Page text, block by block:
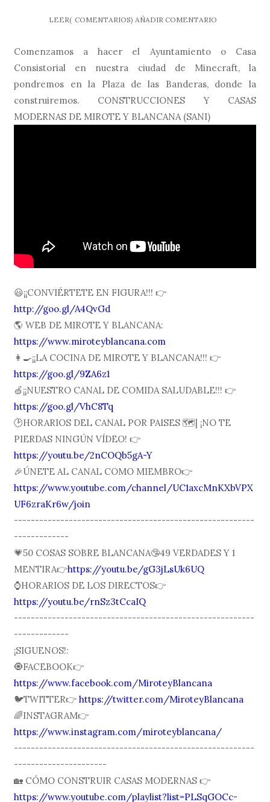
LEER( COMENTARIOS) AÑADIR COMENTARIO
Comenzamos a hacer el Ayuntamiento o Casa
Consistorial en nuestra ciudad de Minecraft, la
pondremos en la Plaza de las Banderas, donde la
construiremos. CONSTRUCCIONES Y CASAS
MODERNAS DE MIROTE Y BLANCANA (SANI)
😃¡¡CONVIÉRTETE EN FIGURA!!! 👉
http://goo.gl/A4QvGd
🌎 WEB DE MIROTE Y BLANCANA:
https://www.miroteyblancana.com
👩🍳¡¡LA COCINA DE MIROTE Y BLANCANA!!! 👉
https://goo.gl/9ZA6z1
🍏¡¡NUESTRO CANAL DE COMIDA SALUDABLE!!! 👉
https://goo.gl/VhC8Tq
🕑HORARIOS DEL CANAL POR PAISES 🗺| ¡NO TE
PIERDAS NINGÚN VÍDEO! 👉
https://youtu.be/2nCOQb5gA-Y
🎉ÚNETE AL CANAL COMO MIEMBRO👉
https://www.youtube.com/channel/UC1axcMnKXbVPX
UF6zraKr6w/join
---------------------------------------------------------
-------------
💗50 COSAS SOBRE BLANCANA🤥49 VERDADES Y 1
MENTIRA👉https://youtu.be/gG3jLsUk6UQ
⌚️HORARIOS DE LOS DIRECTOS👉
https://youtu.be/rnSz3tCcaIQ
---------------------------------------------------------
-------------
¡SIGUENOS!:
🧿FACEBOOK👉
https://www.facebook.com/MiroteyBlancana
🐦TWITTER👉https://twitter.com/MiroteyBlancana
🌈INSTAGRAM👉
https://www.instagram.com/miroteyblancana/
---------------------------------------------------------
----------------------
🏡 CÓMO CONSTRUIR CASAS MODERNAS 👉
https://www.youtube.com/playlist?list=PLSqGOCc-